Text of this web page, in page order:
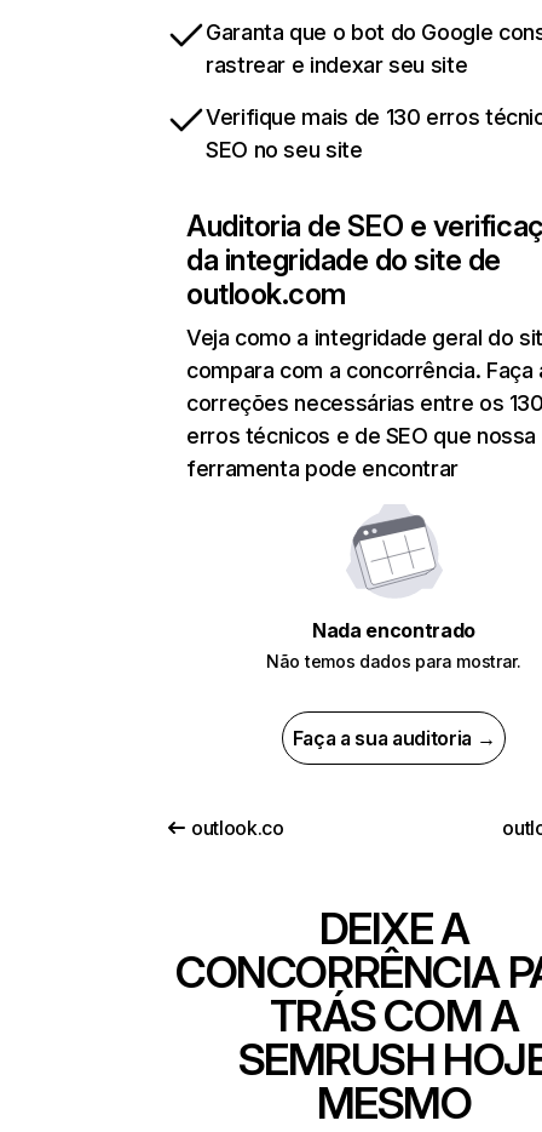
Garanta que o bot do Google
rastrear e indexar seu site
Verifique mais de 130 erros
SEO no seu site
Auditoria de SEO e
da integridade do site de
outlook.com
Veja como a integridade geral do
compara com a concorrência. Faça
correções necessárias entre os
erros técnicos e de SEO que nossa
ferramenta pode encontrar
Nada encontrado
Não temos dados para mostrar.
Faça a sua auditoria →
outlook.co
DEIXE A
CONCORRÊNCIA
TRÁS COM A
SEMRUSH
MESMO